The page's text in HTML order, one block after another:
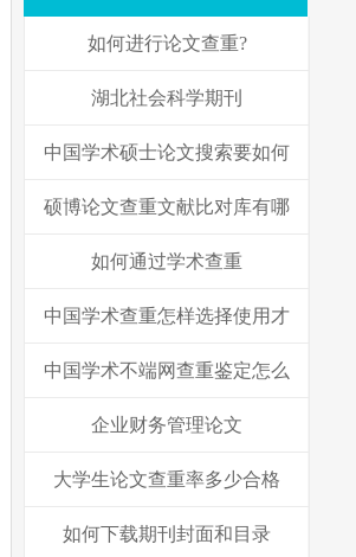
如何进行论文查重?
湖北社会科学期刊
中国学术硕士论文搜索要如何
硕博论文查重文献比对库有哪
如何通过学术查重
中国学术查重怎样选择使用才
中国学术不端网查重鉴定怎么
企业财务管理论文
大学生论文查重率多少合格
如何下载期刊封面和目录